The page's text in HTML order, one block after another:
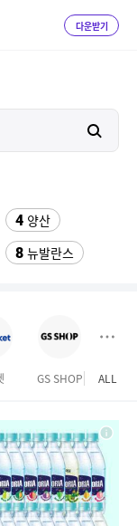
다운받기
4 양산
8 뉴발란스
치 V ALL
GS SHOP 마이리